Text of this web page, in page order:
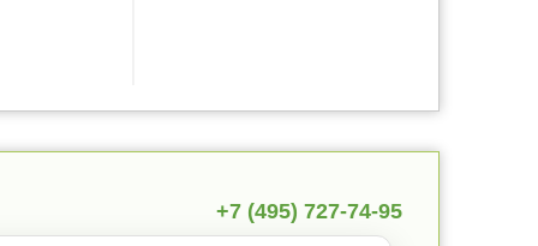
+7 (495) 727-74-95